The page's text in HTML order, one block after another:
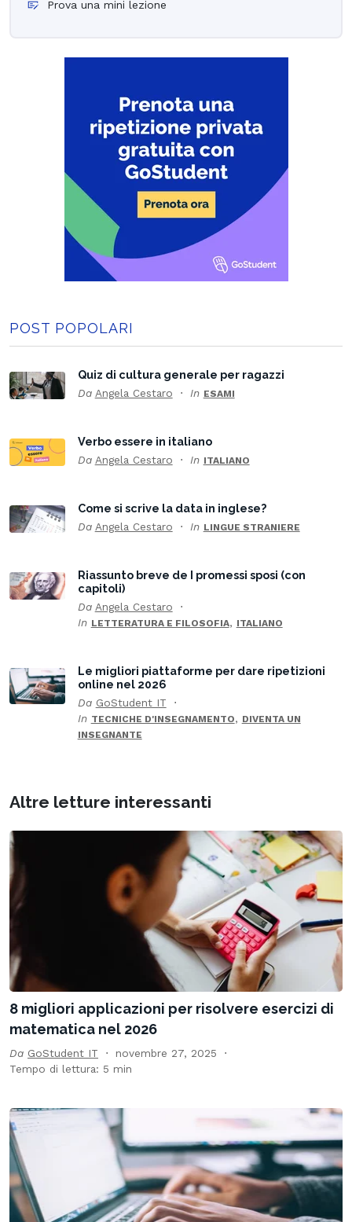
Prova una mini lezione
POST POPOLARI
Quiz di cultura generale per ragazzi
Da Angela Cestaro In ESAMI
Verbo essere in italiano
Da Angela Cestaro In ITALIANO
Come si scrive la data in inglese?
Da Angela Cestaro In LINGUE STRANIERE
Riassunto breve de I promessi sposi (con
capitoli)
Da Angela Cestaro
In LETTERATURA E FILOSOFIA, ITALIANO
Le migliori piattaforme per dare ripetizioni
online nel 2026
Da GoStudent IT
In TECNICHE D'INSEGNAMENTO, DIVENTA UN
INSEGNANTE
Altre letture interessanti
8 migliori applicazioni per risolvere esercizi di
matematica nel 2026
Da GoStudent IT
novembre 27, 2025
Tempo di lettura: 5 min